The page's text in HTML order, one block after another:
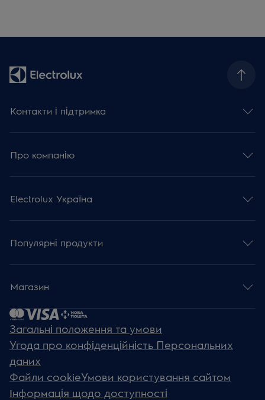
Контакти і підтримка
Про компанію
Electrolux Україна
Популярні продукти
Магазин
Загальні положення та умови
Угода про конфіденційність Персональних
даних
Файли cookieУмови користування сайтом
Інформація щодо доступності